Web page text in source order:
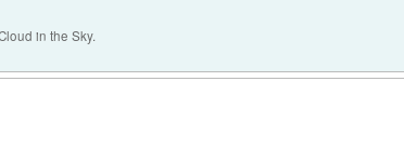
in the Sky.